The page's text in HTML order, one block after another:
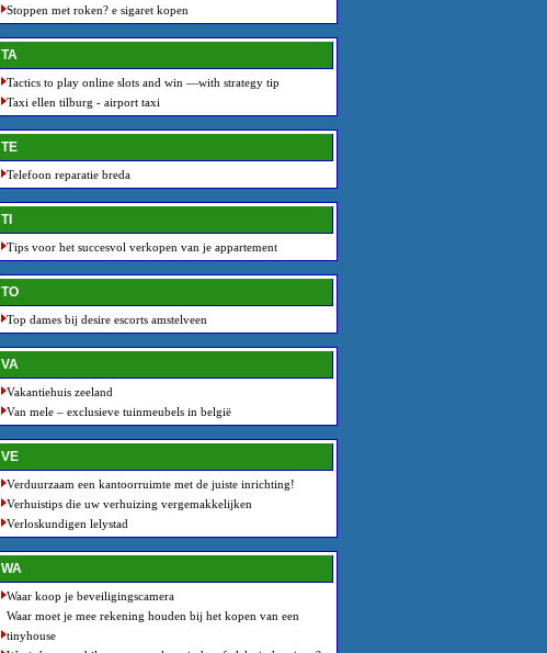
Stoppen met roken? e sigaret kopen
TA
Tactics to play online slots and win —with strategy tip
Taxi ellen tilburg - airport taxi
TE
Telefoon reparatie breda
TI
Tips voor het succesvol verkopen van je appartement
TO
Top dames bij desire escorts amstelveen
VA
Vakantiehuis zeeland
Van mele – exclusieve tuinmeubels in belgië
VE
Verduurzaam een kantoorruimte met de juiste inrichting!
Verhuistips die uw verhuizing vergemakkelijken
Verloskundigen lelystad
WA
Waar koop je beveiligingscamera
Waar moet je mee rekening houden bij het kopen van een
tinyhouse